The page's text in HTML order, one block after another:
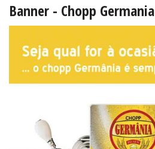
Banner - Chopp Germania